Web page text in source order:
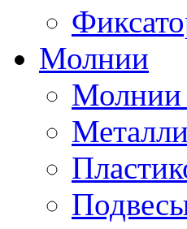
Молнии